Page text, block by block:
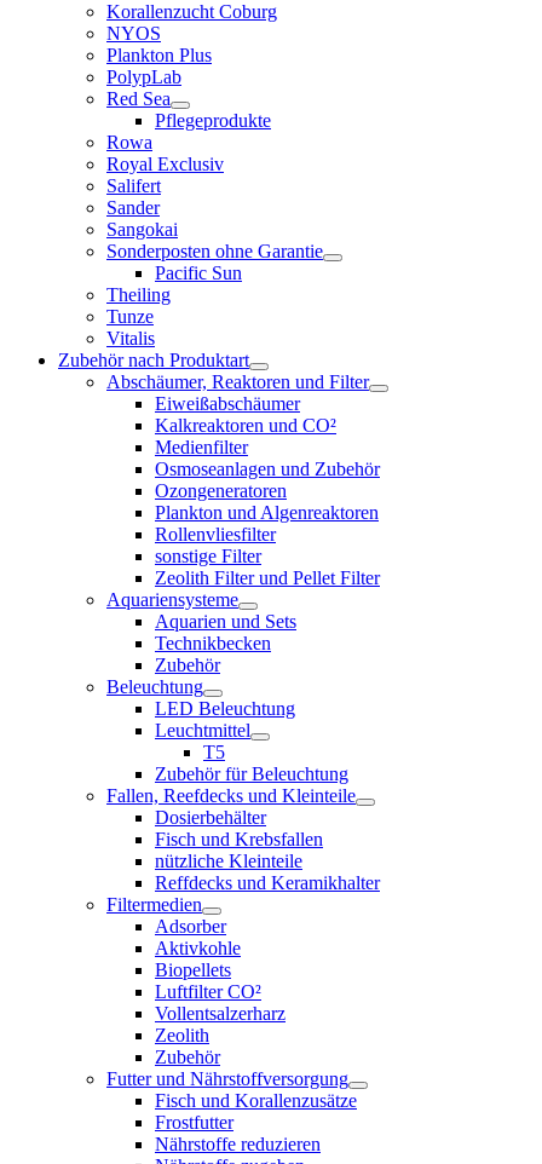
Korallenzucht Coburg
NYOS
Plankton Plus
PolypLab
Red Sea
Pflegeprodukte
Rowa
Royal Exclusiv
Salifert
Sander
Sangokai
Sonderposten ohne Garantie
Pacific Sun
Theiling
Tunze
Vitalis
Zubehör nach Produktart
Abschäumer, Reaktoren und Filter
Eiweißabschäumer
Kalkreaktoren und CO²
Medienfilter
Osmoseanlagen und Zubehör
Ozongeneratoren
Plankton und Algenreaktoren
Rollenvliesfilter
sonstige Filter
Zeolith Filter und Pellet Filter
Aquariensysteme
Aquarien und Sets
Technikbecken
Zubehör
Beleuchtung
LED Beleuchtung
Leuchtmittel
T5
Zubehör für Beleuchtung
Fallen, Reefdecks und Kleinteile
Dosierbehälter
Fisch und Krebsfallen
nützliche Kleinteile
Reffdecks und Keramikhalter
Filtermedien
Adsorber
Aktivkohle
Biopellets
Luftfilter CO²
Vollentsalzerharz
Zeolith
Zubehör
Futter und Nährstoffversorgung
Fisch und Korallenzusätze
Frostfutter
Nährstoffe reduzieren